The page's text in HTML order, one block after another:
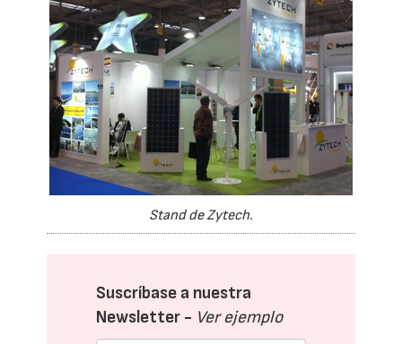
Stand de Zytech.
Suscríbase a nuestra
Newsletter - Ver ejemplo